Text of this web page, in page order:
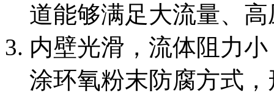
道能够满足大流量、
内壁光滑，流体阻力
涂环氧粉末防腐方式